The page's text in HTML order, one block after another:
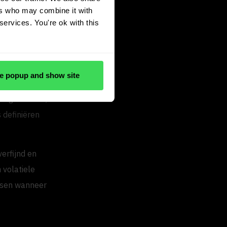
who may combine it with
You're ok with this
popup and show site
definiëren
en
volatiele
wanneer